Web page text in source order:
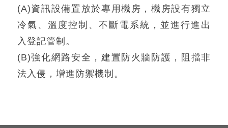
(A)資訊設備置放於專用機房，機房設有獨立
冷氣、溫度控制、不斷電系統，並進行進出
入登記管制。
(B)強化網路安全，建置防火牆防護，阻擋非
法入侵，增進防禦機制。